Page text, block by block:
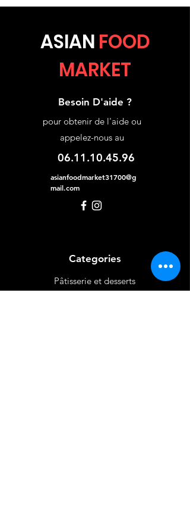
ASIAN FOOD
MARKET
Besoin D'aide ?
pour obtenir de l'aide ou
appelez-nous au
06.11.10.45.96
asianfoodmarket31700@g
mail.com
Categories
Pâtisserie et desserts